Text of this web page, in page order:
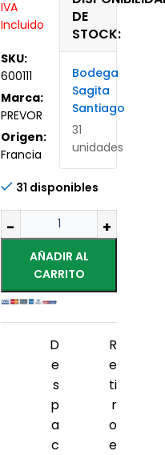
IVA
Incluido
SKU:
600111
Marca:
PREVOR
Origen:
Francia
DE
STOCK:
Bodega
Sagita
Santiago
31
unidades
31 disponibles
AÑADIR AL
CARRITO
D
e
s
p
a
c
R
e
ti
r
o
e